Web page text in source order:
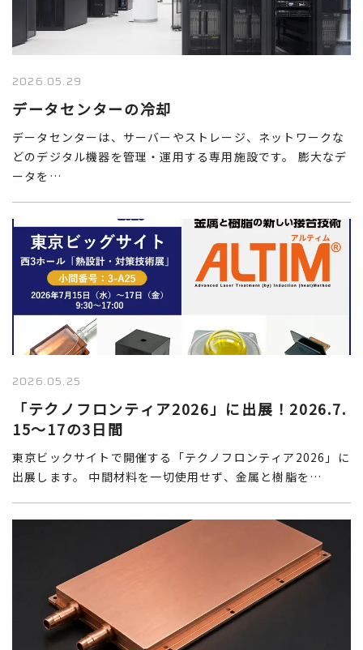
2026.05.29
データセンターの冷却
データセンターは、サーバーやストレージ、ネットワークな
どのデジタル機器を管理・運用する専用施設です。 膨大なデ
ータを…
2026.05.25
「テクノフロンティア2026」に出展！2026.7.
15～17の3日間
東京ビックサイトで開催する「テクノフロンティア2026」に
出展します。 中間材料を一切使用せず、金属と樹脂を…